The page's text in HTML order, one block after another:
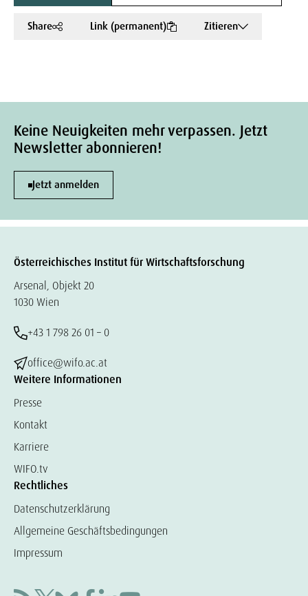
Share Link (permanent) Zitieren
Keine Neuigkeiten mehr verpassen. Jetzt
Newsletter abonnieren!
Jetzt anmelden
Österreichisches Institut für Wirtschaftsforschung
Arsenal, Objekt 20
1030 Wien
+43 1 798 26 01 – 0
office@wifo.ac.at
Weitere Informationen
Presse
Kontakt
Karriere
WIFO.tv
Rechtliches
Datenschutzerklärung
Allgemeine Geschäftsbedingungen
Impressum